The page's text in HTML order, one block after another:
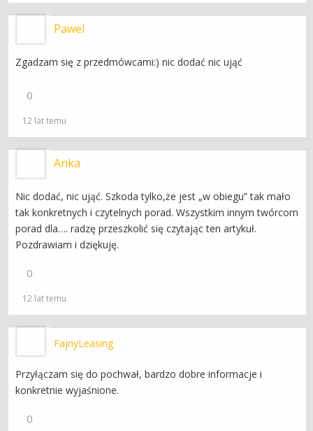
Pawel
Zgadzam się z przedmówcami:) nic dodać nic ująć
0
12 lat temu
Anka
Nic dodać, nic ująć. Szkoda tylko,że jest „w obiegu” tak mało
tak konkretnych i czytelnych porad. Wszystkim innym twórcom
porad dla…. radzę przeszkolić się czytając ten artykuł.
Pozdrawiam i dziękuję.
0
12 lat temu
FajnyLeasing
Przyłączam się do pochwał, bardzo dobre informacje i
konkretnie wyjaśnione.
0